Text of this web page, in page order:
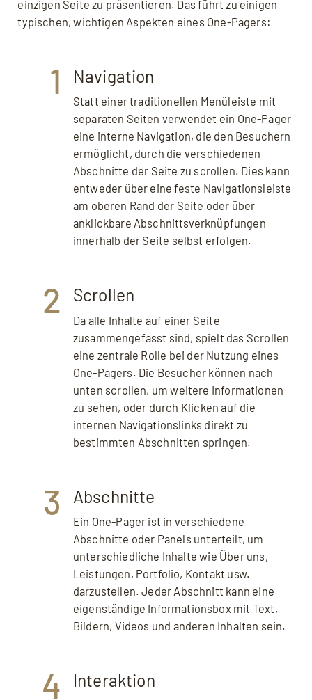
einzigen Seite zu präsentieren. Das führt zu einigen
typischen, wichtigen Aspekten eines One-Pagers:
1 Navigation
Statt einer traditionellen Menüleiste mit
separaten Seiten verwendet ein One-Pager
eine interne Navigation, die den Besuchern
ermöglicht, durch die verschiedenen
Abschnitte der Seite zu scrollen. Dies kann
entweder über eine feste Navigationsleiste
am oberen Rand der Seite oder über
anklickbare Abschnittsverknüpfungen
innerhalb der Seite selbst erfolgen.
2 Scrollen
Da alle Inhalte auf einer Seite
zusammengefasst sind, spielt das Scrollen
eine zentrale Rolle bei der Nutzung eines
One-Pagers. Die Besucher können nach
unten scrollen, um weitere Informationen
zu sehen, oder durch Klicken auf die
internen Navigationslinks direkt zu
bestimmten Abschnitten springen.
3 Abschnitte
Ein One-Pager ist in verschiedene
Abschnitte oder Panels unterteilt, um
unterschiedliche Inhalte wie Über uns,
Leistungen, Portfolio, Kontakt usw.
darzustellen. Jeder Abschnitt kann eine
eigenständige Informationsbox mit Text,
Bildern, Videos und anderen Inhalten sein.
4 Interaktion